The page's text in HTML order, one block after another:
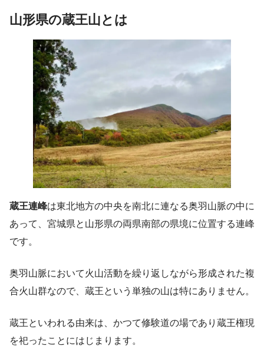
山形県の蔵王山とは
蔵王連峰は東北地方の中央を南北に連なる奥羽山脈の中に
あって、宮城県と山形県の両県南部の県境に位置する連峰
です。
奥羽山脈において火山活動を繰り返しながら形成された複
合火山群なので、蔵王という単独の山は特にありません。
蔵王といわれる由来は、かつて修験道の場であり蔵王権現
を祀ったことにはじまります。